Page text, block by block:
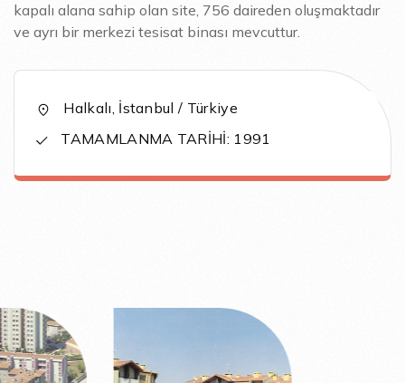
kapalı alana sahip olan site, 756 daireden oluşmaktadır
ve ayrı bir merkezi tesisat binası mevcuttur.
Halkalı, İstanbul / Türkiye
TAMAMLANMA TARİHİ: 1991